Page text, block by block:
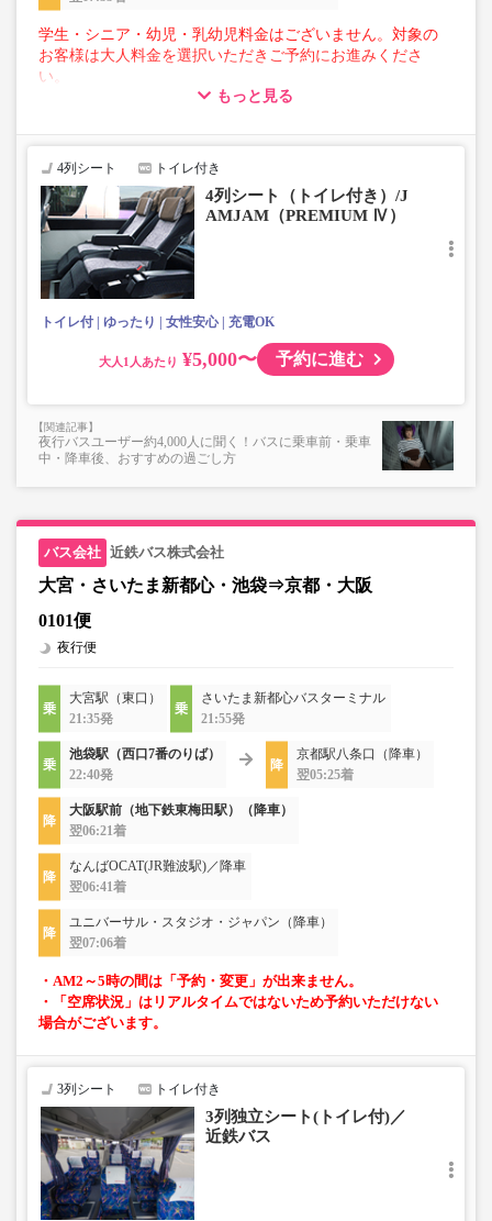
学生・シニア・幼児・乳幼児料金はございません。対象の
お客様は大人料金を選択いただきご予約にお進みくださ
い。
■トランクにてお預かりできる荷物
・3辺合計160cm以内、かつ10kg以下のものをおひとり様1
■お預かりできない荷物（貴重品以外は車内持ち込みも不
可）
楽器・自転車（折りたたみ含む）・ボード等の大きな荷
物、壊れ物、危険物、貴重品、ペット、
上記「トランクにてお預かりできる荷物」の条件を満たさ
もっと見る
4列シート トイレ付き
4列シート（トイレ付き）/J
AMJAM（PREMIUM Ⅳ）
トイレ付 ゆったり 女性安心 充電OK
大人 ¥5,000〜 予約に進む
夜行バスユーザー約4,000人に聞く！バスに乗車前・乗車
中・降車後、おすすめの過ごし方
近鉄バス株式会社
大宮・さいたま新都心・池袋⇒京都・大阪
0101便
夜行便
大宮駅（東口）
21:35発
さいたま新都心バスターミナル
21:55発
池袋駅（西口7番のりば）
22:40発
京都駅八条口（降車）
翌05:25着
大阪駅前（地下鉄東梅田駅）（降車）
翌06:21着
なんばOCAT(JR難波駅)／降車
翌06:41着
ユニバーサル・スタジオ・ジャパン（降車）
翌07:06着
・AM2～5時の間は「予約・変更」が出来ません。
・「空席状況」はリアルタイムではないため予約いただけない
場合がございます。
3列シート トイレ付き
3列独立シート(トイレ付)／
近鉄バス